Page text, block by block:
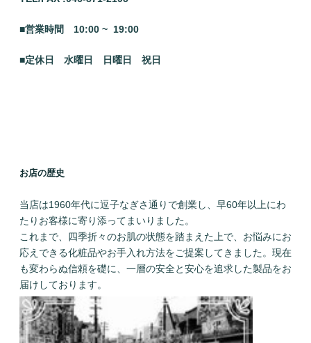
■営業時間 10:00 ~ 19:00
■定休日 水曜日 日曜日 祝日
お店の歴史
当店は1960年代に逗子なぎさ通りで創業し、早60年以上にわ
たりお客様に寄り添ってまいりました。
これまで、四季折々のお肌の状態を踏まえた上で、お悩みにお
応えできる化粧品やお手入れ方法をご提案してきました。現在
も変わらぬ信頼を礎に、一層の安全と安心を追求した製品をお
届けしております。